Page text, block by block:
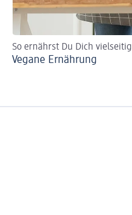
So ernährst Du Dich vielseitig
Vegane Ernährung